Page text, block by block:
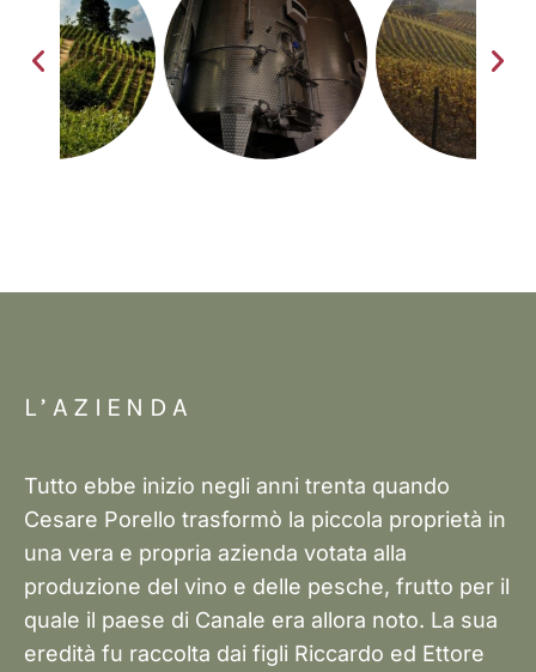
L’AZIENDA
Tutto ebbe inizio negli anni trenta quando
Cesare Porello trasformò la piccola proprietà in
una vera e propria azienda votata alla
produzione del vino e delle pesche, frutto per il
quale il paese di Canale era allora noto. La sua
eredità fu raccolta dai figli Riccardo ed Ettore